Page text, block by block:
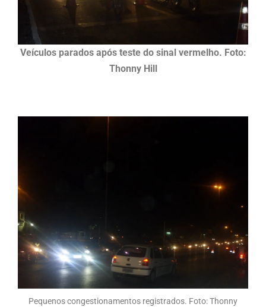
Veículos parados após teste do sinal vermelho. Foto:
Thonny Hill
Pequenos congestionamentos registrados. Foto: Thonny